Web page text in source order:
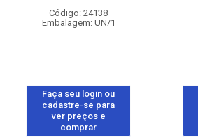
Código: 24138
Embalagem: UN/1
Faça seu login ou
cadastre-se para
ver preços e
comprar